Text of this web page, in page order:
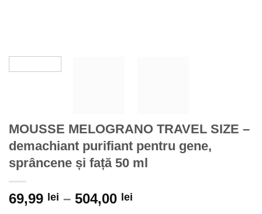
MOUSSE MELOGRANO TRAVEL SIZE –
demachiant purifiant pentru gene,
sprâncene și față 50 ml
69,99 lei – 504,00 lei